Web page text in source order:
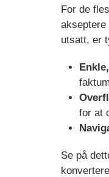
For de
utsatt, er
for at
Se på